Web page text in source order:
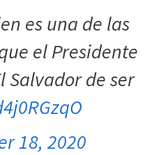
es una de las
el Presidente
Salvador de ser
18, 2020